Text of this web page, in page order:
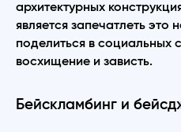
архитектурных
является запечатлеть это
поделиться в социальных
восхищение и зависть.
Бейскламбинг и